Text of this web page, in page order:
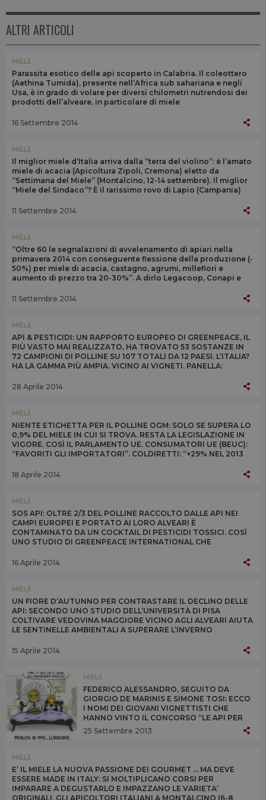
ALTRI ARTICOLI
MIELE
Parassita esotico delle api scoperto in Calabria. Il coleottero
(Aethina Tumida), presente nell’Africa sub sahariana e negli
Usa, è in grado di volare per diversi chilometri nutrendosi dei
prodotti dell’alveare, in particolare di miele
16 Settembre 2014
MIELE
Il miglior miele d’Italia arriva dalla “terra del violino”: è l’amato
miele di acacia (Apicoltura Zipoli, Cremona) eletto da
“Settimana del Miele” (Montalcino, 12-14 settembre). Il miglior
“Miele del Sindaco”? È il rarissimo rovo di Lapio (Campania)
11 Settembre 2014
MIELE
“Oltre 60 le segnalazioni di avvelenamento di apiari nella
primavera 2014 con conseguente flessione della produzione (-
50%) per miele di acacia, castagno, agrumi, millefiori e
aumento di prezzo tra 20-30%”. A dirlo Legacoop, Conapi e
11 Settembre 2014
MIELE
API & PESTICIDI: UN RAPPORTO EUROPEO DI GREENPEACE, IL
PIÙ VASTO MAI REALIZZATO, HA TROVATO 53 SOSTANZE IN
72 CAMPIONI DI POLLINE SU 107 TOTALI DA 12 PAESI. L’ITALIA?
HA LA GAMMA PIÙ AMPIA. VICINO AI VIGNETI. PANELLA:
28 Aprile 2014
MIELE
NIENTE ETICHETTA PER IL POLLINE OGM: SOLO SE SUPERA LO
0,9% DEL MIELE IN CUI SI TROVA. RESTA LA LEGISLAZIONE IN
VIGORE. COSÌ IL PARLAMENTO UE. CONSUMATORI UE (BEUC):
“FAVORITI GLI IMPORTATORI”. COLDIRETTI: “+29% NEL 2013
18 Aprile 2014
MIELE
SOS API: OLTRE 2/3 DEL POLLINE RACCOLTO DALLE API NEI
CAMPI EUROPEI E PORTATO AI LORO ALVEARI È
CONTAMINATO DA UN COCKTAIL DI PESTICIDI TOSSICI. COSÌ
UNO STUDIO DI GREENPEACE INTERNATIONAL CHE
UCCIDERCI”
16 Aprile 2014
MIELE
UN FIORE D’AUTUNNO PER CONTRASTARE IL DECLINO DELLE
API: SECONDO UNO STUDIO DELL’UNIVERSITÀ DI PISA
COLTIVARE VEDOVINA MAGGIORE VICINO AGLI ALVEARI AIUTA
LE SENTINELLE AMBIENTALI A SUPERARE L’INVERNO
15 Aprile 2014
MIELE
FEDERICO ALESSANDRO, SEGUITO DA
GIORGIO DE MARINIS E SIMONE TOSI: ECCO
I NOMI DEI GIOVANI VIGNETTISTI CHE
HANNO VINTO IL CONCORSO “LE API PER
UN’AGRICOLTURA DUREVOLE” DI UNAAPI,
CONAPI E AAPI E PATROCINATO DA SLOW
25 Settembre 2013
MIELE
E’ IL MIELE LA NUOVA PASSIONE DEI GOURMET ... MA DEVE
ESSERE MADE IN ITALY: SI MOLTIPLICANO CORSI PER
IMPARARE A DEGUSTARLO E IMPAZZANO LE VARIETA’
ORIGINALI. GLI APICOLTORI ITALIANI A MONTALCINO (6-8